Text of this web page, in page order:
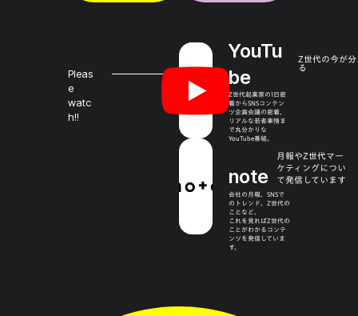
Pleas
e
watc
h!!
YouTu
be
Z世代の今が
る
Z世代起業家の1日密
着からSNSコンテン
ツ企画会議の密着、
リアルな若者事情ま
で丸分かりな
YouTube番組。
note
月報やZ世代マー
ケティングについ
て発信しています
会社の月報、SNSで
のトレンド、Z世代の
ことなど、
これを見ればZ世代の
ことがわかるコンテ
ンツを発信していま
す。